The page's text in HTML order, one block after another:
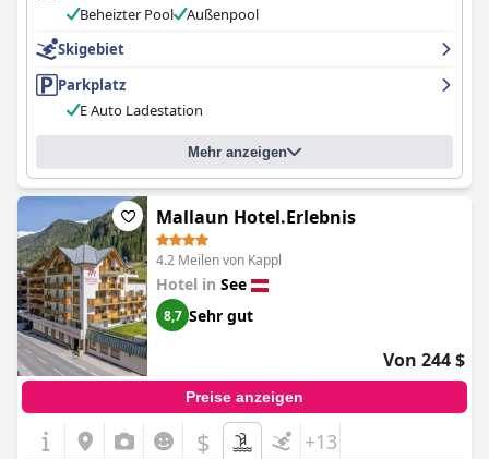
Beheizter Pool
Außenpool
Skigebiet
Parkplatz
E Auto Ladestation
Mehr anzeigen
Mallaun Hotel.Erlebnis
4.2 Meilen von Kappl
Hotel in See
8,7 Sehr gut
Von 244 $
Preise anzeigen
$ +13